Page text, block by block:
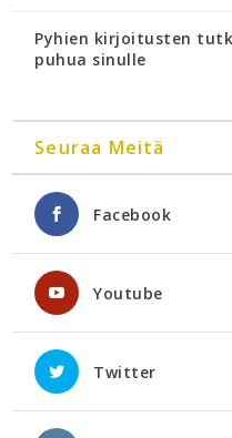
Pyhien kirjoitusten
puhua sinulle
Seuraa Meitä
Facebook
Youtube
Twitter